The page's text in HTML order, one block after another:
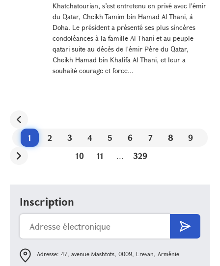
Khatchatourian, s’est entretenu en privé avec l'émir
du Qatar, Cheikh Tamim bin Hamad Al Thani, à
Doha. Le président a présenté ses plus sincères
condoléances à la famille Al Thani et au peuple
qatari suite au décès de l'émir Père du Qatar,
Cheikh Hamad bin Khalifa Al Thani, et leur a
souhaité courage et force...
1 2 3 4 5 6 7 8
9
10
11 ... 329
Inscription
Adresse: 47, avenue Mashtots, 0009, Erevan, Arménie